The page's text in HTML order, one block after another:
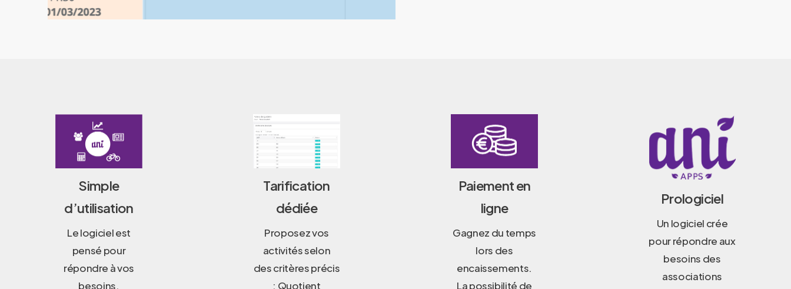
Simple
d’utilisation
Le logiciel est
pensé pour
répondre à vos
besoins.
Tarification
dédiée
Proposez vos
activités selon
des critères précis
: Quotient
Paiement en
ligne
Gagnez du temps
lors des
encaissements.
La possibilité de
Prologiciel
Un logiciel crée
pour répondre aux
besoins des
associations